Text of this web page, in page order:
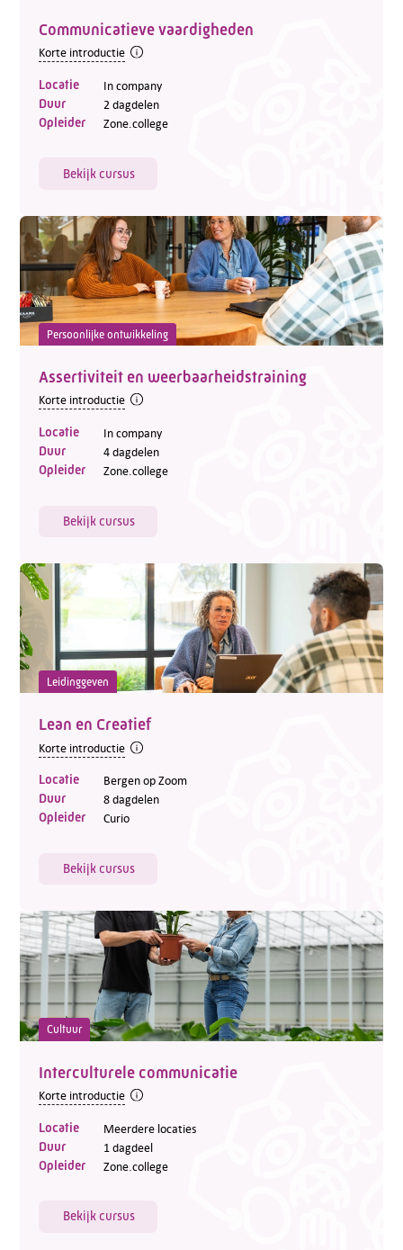
Communicatieve vaardigheden
Korte introductie
Locatie In company
Duur 2 dagdelen
Opleider Zone.college
Bekijk cursus
Persoonlijke ontwikkeling
Assertiviteit en weerbaarheidstraining
Korte introductie
Locatie In company
Duur 4 dagdelen
Opleider Zone.college
Bekijk cursus
Leidinggeven
Lean en Creatief
Korte introductie
Locatie Bergen op Zoom
Duur 8 dagdelen
Opleider Curio
Bekijk cursus
Cultuur
Interculturele communicatie
Korte introductie
Locatie Meerdere locaties
Duur 1 dagdeel
Opleider Zone.college
Bekijk cursus